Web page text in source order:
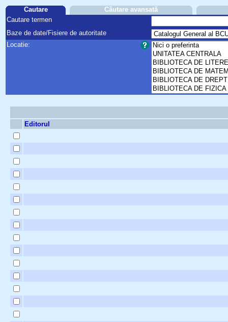
Cautare
Căutare avansată
Cautare termen
Baze de date/Fisiere de autoritate
Locatie:
Editorul